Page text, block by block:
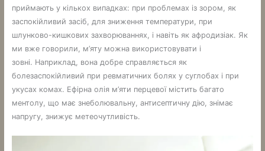
приймають у кількох випадках: при проблемах із зором, як
заспокійливий засіб, для зниження температури, при
шлунково-кишкових захворюваннях, і навіть як афродизіак. Як
ми вже говорили, м’яту можна використовувати і
зовні. Наприклад, вона добре справляється як
болезаспокійливий при ревматичних болях у суглобах і при
укусах комах. Ефірна олія м’яти перцевої містить багато
ментолу, що має знеболювальну, антисептичну дію, знімає
напругу, знижує метеочутливість.